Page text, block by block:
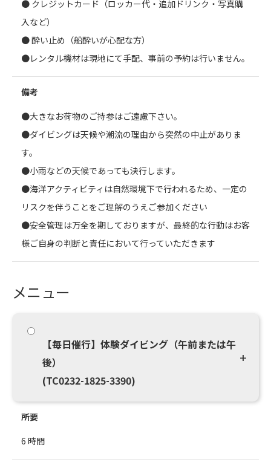
● クレジットカード（ロッカー代・追加ドリンク・写真購
入など）
● 酔い止め（船酔いが心配な方）
●レンタル機材は現地にて手配、事前の予約は行いません。
備考
●大きなお荷物のご持参はご遠慮下さい。
●ダイビングは天候や潮流の理由から突然の中止がありま
す。
●小雨などの天候であっても決行します。
●海洋アクティビティは自然環境下で行われるため、一定の
リスクを伴うことをご理解のうえご参加ください
●安全管理は万全を期しておりますが、最終的な行動はお客
様ご自身の判断と責任において行っていただきます
メニュー
【毎日催行】体験ダイビング（午前または午
後）
(TC0232-1825-3390)
所要
6 時間